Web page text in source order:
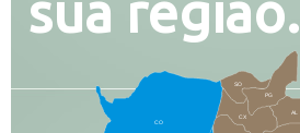
sua região.
CO
CX
AL
PG
SO